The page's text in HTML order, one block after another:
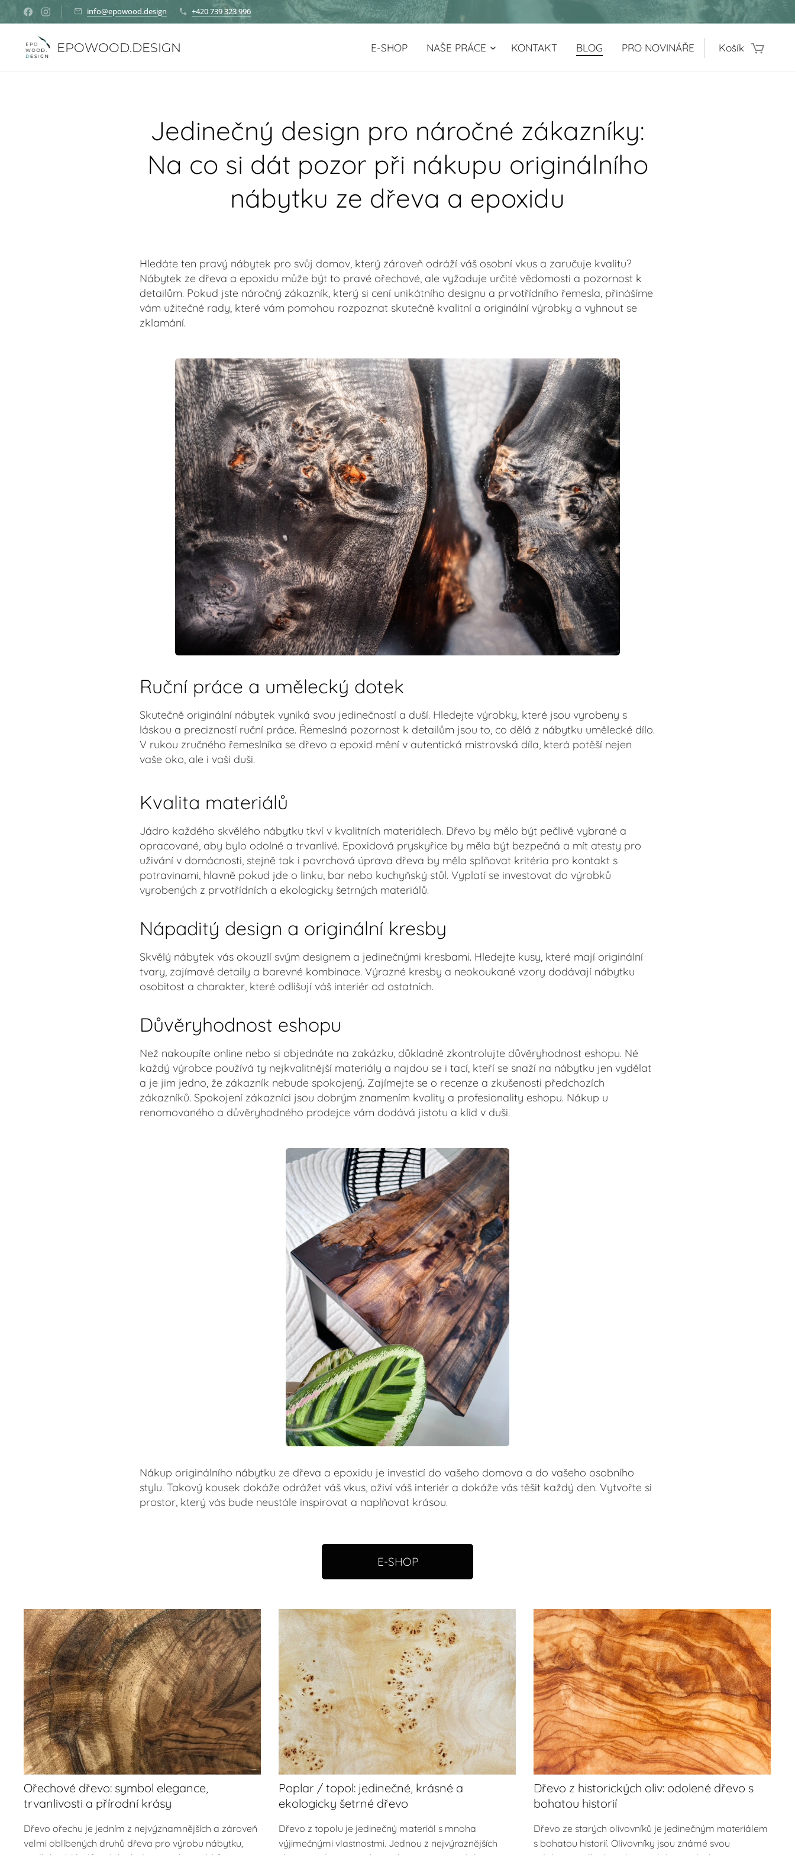
info@epowood.design +420 739 323 996
EPOWOOD.DESIGN E-SHOP NAŠE PRÁCE KONTAKT BLOG PRO NOVINÁŘE Košík
Jedinečný design pro náročné zákazníky:
Na co si dát pozor při nákupu originálního
nábytku ze dřeva a epoxidu
Hledáte ten pravý nábytek pro svůj domov, který zároveň odráží váš osobní vkus a zaručuje kvalitu?
Nábytek ze dřeva a epoxidu může být to pravé ořechové, ale vyžaduje určité vědomosti a pozornost k
detailům. Pokud jste náročný zákazník, který si cení unikátního designu a prvotřídního řemesla, přinášíme
vám užitečné rady, které vám pomohou rozpoznat skutečně kvalitní a originální výrobky a vyhnout se
zklamání.
Ruční práce a umělecký dotek
Skutečně originální nábytek vyniká svou jedinečností a duší. Hledejte výrobky, které jsou vyrobeny s
láskou a precizností ruční práce. Řemeslná pozornost k detailům jsou to, co dělá z nábytku umělecké dílo.
V rukou zručného řemeslníka se dřevo a epoxid mění v autentická mistrovská díla, která potěší nejen
vaše oko, ale i vaši duši.
Kvalita materiálů
Jádro každého skvělého nábytku tkví v kvalitních materiálech. Dřevo by mělo být pečlivě vybrané a
opracované, aby bylo odolné a trvanlivé. Epoxidová pryskyřice by měla být bezpečná a mít atesty pro
uživání v domácnosti, stejně tak i povrchová úprava dřeva by měla splňovat kritéria pro kontakt s
potravinami, hlavně pokud jde o linku, bar nebo kuchyňský stůl. Vyplatí se investovat do výrobků
vyrobených z prvotřídních a ekologicky šetrných materiálů.
Nápaditý design a originální kresby
Skvělý nábytek vás okouzlí svým designem a jedinečnými kresbami. Hledejte kusy, které mají originální
tvary, zajímavé detaily a barevné kombinace. Výrazné kresby a neokoukané vzory dodávají nábytku
osobitost a charakter, které odlišují váš interiér od ostatních.
Důvěryhodnost eshopu
Než nakoupíte online nebo si objednáte na zakázku, důkladně zkontrolujte důvěryhodnost eshopu. Né
každý výrobce používá ty nejkvalitnější materiály a najdou se i tací, kteří se snaží na nábytku jen vydělat
a je jim jedno, že zákazník nebude spokojený. Zajímejte se o recenze a zkušenosti předchozích
zákazníků. Spokojení zákazníci jsou dobrým znamením kvality a profesionality eshopu. Nákup u
renomovaného a důvěryhodného prodejce vám dodává jistotu a klid v duši.
Nákup originálního nábytku ze dřeva a epoxidu je investicí do vašeho domova a do vašeho osobního
stylu. Takový kousek dokáže odrážet váš vkus, oživí váš interiér a dokáže vás těšit každý den. Vytvořte si
prostor, který vás bude neustále inspirovat a naplňovat krásou.
E-SHOP
Ořechové dřevo: symbol elegance,
trvanlivosti a přírodní krásy
Dřevo ořechu je jedním z nejvýznamnějších a zároveň
velmi oblíbených druhů dřeva pro výrobu nábytku,
Poplar / topol: jedinečné, krásné a
ekologicky šetrné dřevo
Dřevo z topolu je jedinečný materiál s mnoha
výjimečnými vlastnostmi. Jednou z nejvýraznějších
Dřevo z historických oliv: odolené dřevo s
bohatou historií
Dřevo ze starých olivovníků je jedinečným materiálem
s bohatou historií. Olivovníky jsou známé svou